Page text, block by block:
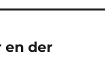
en der